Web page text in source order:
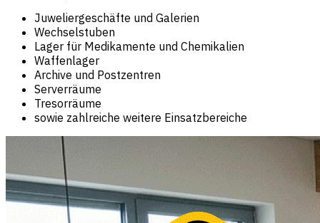
Juweliergeschäfte und Galerien
Wechselstuben
Lager für Medikamente und Chemikalien
Waffenlager
Archive und Postzentren
Serverräume
Tresorräume
sowie zahlreiche weitere Einsatzbereiche